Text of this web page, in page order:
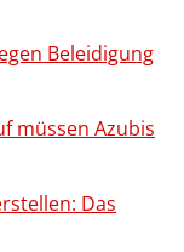
Beleidigung
müssen Azubis
Das